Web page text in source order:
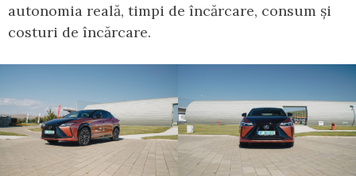
autonomia reală, timpi de încărcare, consum și
costuri de încărcare.